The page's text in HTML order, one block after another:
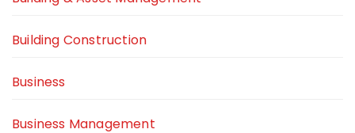
Building Construction
Business
Business Management